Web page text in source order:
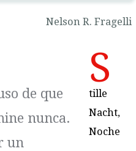
Nelson R. Fragelli
de que
nunca.
un
S
tille
Nacht,
Noche